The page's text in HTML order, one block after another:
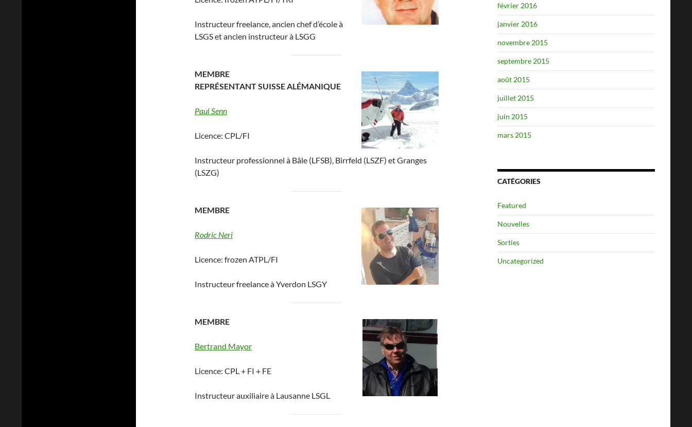
Instructeur freelance, ancien chef d’école à
LSGS et ancien instructeur à LSGG
MEMBRE
REPRÉSENTANT SUISSE ALÉMANIQUE
Paul Senn
Licence: CPL/FI
Instructeur professionnel à Bâle (LFSB), Birrfeld (LSZF) et Granges
(LSZG)
MEMBRE
Rodric Neri
Licence: frozen ATPL/FI
Instructeur freelance à Yverdon LSGY
MEMBRE
Bertrand Mayor
Licence: CPL + FI + FE
Instructeur auxiliaire à Lausanne LSGL
février 2016
janvier 2016
novembre 2015
septembre 2015
août 2015
juillet 2015
juin 2015
mars 2015
CATÉGORIES
Featured
Nouvelles
Sorties
Uncategorized